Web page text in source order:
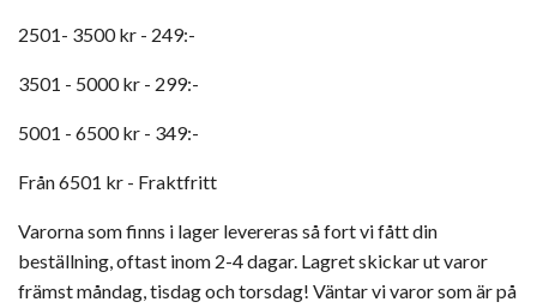
2501- 3500 kr - 249:-
3501 - 5000 kr - 299:-
5001 - 6500 kr - 349:-
Från 6501 kr - Fraktfritt
Varorna som finns i lager levereras så fort vi fått din
beställning, oftast inom 2-4 dagar. Lagret skickar ut varor
främst måndag, tisdag och torsdag! Väntar vi varor som är på